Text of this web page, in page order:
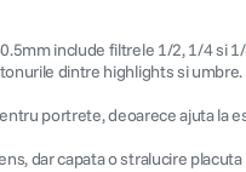
include filtrele 1/2, 1/4 si
dintre highlights si umbre.
portrete, deoarece ajuta la
dar capata o stralucire